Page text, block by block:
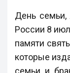
День семьи,
России 8
памяти
которые
семьи и